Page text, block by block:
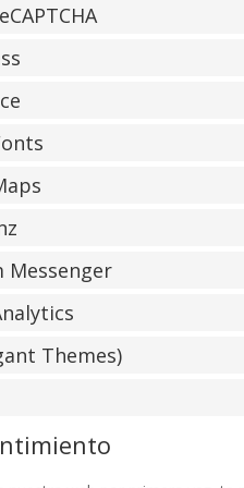
Messenger
Themes)